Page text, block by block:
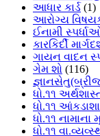
આધાર કાર્ડ (1)
આરોગ્ય
ઈનામી
કારકિર્દી
ગાયન વાદન
ગેમ શો (116)
ધો.૧૧
ધો.૧૧
ધો.૧૧ નામાના
ધો.૧૧